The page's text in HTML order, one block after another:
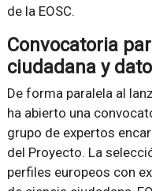
de la EOSC.
Convocatoria
ciudadana y
De forma paralela al
ha abierto una
grupo de expertos
del Proyecto. La
perfiles europeos con